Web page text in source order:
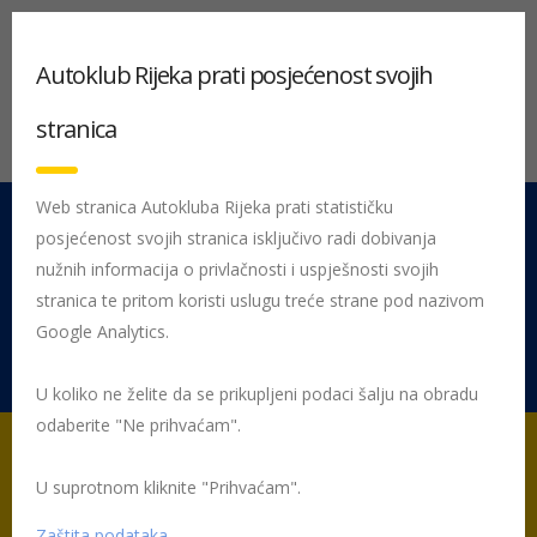
051 212 442 Centrala
Pon - Pet 08:00 - 16:00
Rujevica 9/1, 51000 Rijeka
Početna Posljednje objavljene novosti
Autoklub Rijeka prati posjećenost svojih
stranica
Web stranica Autokluba Rijeka prati statističku
posjećenost svojih stranica isključivo radi dobivanja
nužnih informacija o privlačnosti i uspješnosti svojih
stranica te pritom koristi uslugu treće strane pod nazivom
Google Analytics.
U koliko ne želite da se prikupljeni podaci šalju na obradu
odaberite "Ne prihvaćam".
U suprotnom kliknite "Prihvaćam".